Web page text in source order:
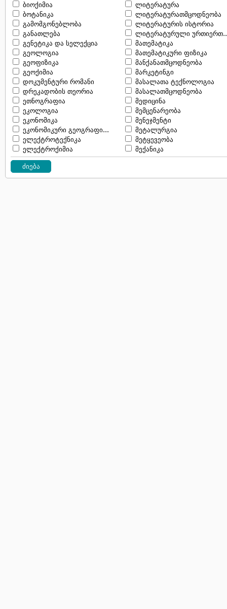
ბიოქიმია
ბოტანიკა
გამომგონებლობა
განათლება
გენეტიკა და სელექცია
გეოლოგია
გეოფიზიკა
გეოქიმია
დოკუმენტური რომანი
დრეკადობის თეორია
ეთნოგრაფია
ეკოლოგია
ეკონომიკა
ეკონომიკური გეოგრაფი...
ელექტროტექნიკა
ელექტროქიმია
ლიტერატურა
ლიტერატურათმცოდნეობა
ლიტერატურის ისტორია
ლიტერატურული
მათემატიკა
მათემატიკური ფიზიკა
მანქანათმცოდნეობა
მარკეტინგი
მასალათა ტექნოლოგია
მასალათმცოდნეობა
მედიცინა
მემცენარეობა
მენეჯმენტი
მეტალურგია
მეტყევეობა
მექანიკა